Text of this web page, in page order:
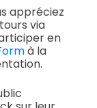
appréciez
via
en
à la